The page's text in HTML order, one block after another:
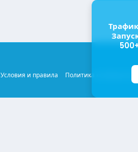
Условия и правила Политика